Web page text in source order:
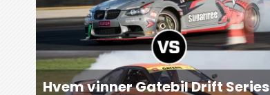
Hvem vinner Gatebil Drift Series